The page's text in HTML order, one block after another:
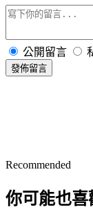
公開留言
發佈留言
Recommended
你可能也喜